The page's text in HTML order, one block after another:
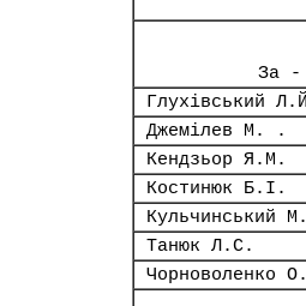
За -
Глухівський
Джемілев М. .
Кендзьор Я.М.
Костинюк Б.І.
Кульчинський
Танюк Л.С.
Чорноволенко